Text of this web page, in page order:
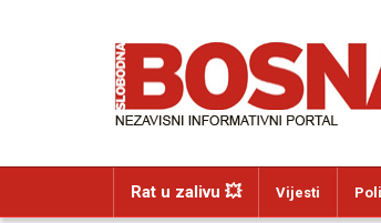
Rat u zalivu 💥 Vijesti